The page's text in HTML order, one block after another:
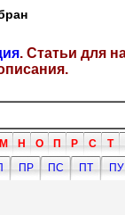
. Статьи для
М Н О П Р С Т
ПР ПС ПТ
ПУ